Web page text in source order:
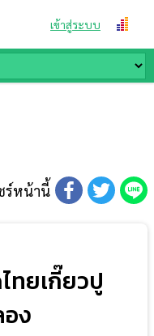
เข้าสู่ระบบ
ร์หน้านี้
ทยเกี๊ยวปู
ง